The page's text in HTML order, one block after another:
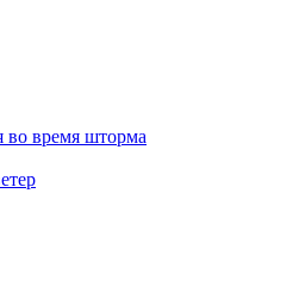
во время шторма